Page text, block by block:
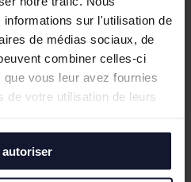
informations sur l'utilisation de
de médias sociaux, de
combiner celles-ci
vous leur avez fournies
de votre utilisation de leurs
autoriser